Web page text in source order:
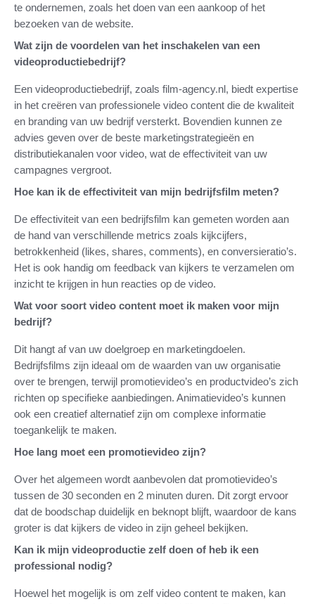
te ondernemen, zoals het doen van een aankoop of het
bezoeken van de website.
Wat zijn de voordelen van het inschakelen van een
videoproductiebedrijf?
Een videoproductiebedrijf, zoals film-agency.nl, biedt expertise
in het creëren van professionele video content die de kwaliteit
en branding van uw bedrijf versterkt. Bovendien kunnen ze
advies geven over de beste marketingstrategieën en
distributiekanalen voor video, wat de effectiviteit van uw
campagnes vergroot.
Hoe kan ik de effectiviteit van mijn bedrijfsfilm meten?
De effectiviteit van een bedrijfsfilm kan gemeten worden aan
de hand van verschillende metrics zoals kijkcijfers,
betrokkenheid (likes, shares, comments), en conversieratio’s.
Het is ook handig om feedback van kijkers te verzamelen om
inzicht te krijgen in hun reacties op de video.
Wat voor soort video content moet ik maken voor mijn
bedrijf?
Dit hangt af van uw doelgroep en marketingdoelen.
Bedrijfsfilms zijn ideaal om de waarden van uw organisatie
over te brengen, terwijl promotievideo’s en productvideo’s zich
richten op specifieke aanbiedingen. Animatievideo’s kunnen
ook een creatief alternatief zijn om complexe informatie
toegankelijk te maken.
Hoe lang moet een promotievideo zijn?
Over het algemeen wordt aanbevolen dat promotievideo’s
tussen de 30 seconden en 2 minuten duren. Dit zorgt ervoor
dat de boodschap duidelijk en beknopt blijft, waardoor de kans
groter is dat kijkers de video in zijn geheel bekijken.
Kan ik mijn videoproductie zelf doen of heb ik een
professional nodig?
Hoewel het mogelijk is om zelf video content te maken, kan